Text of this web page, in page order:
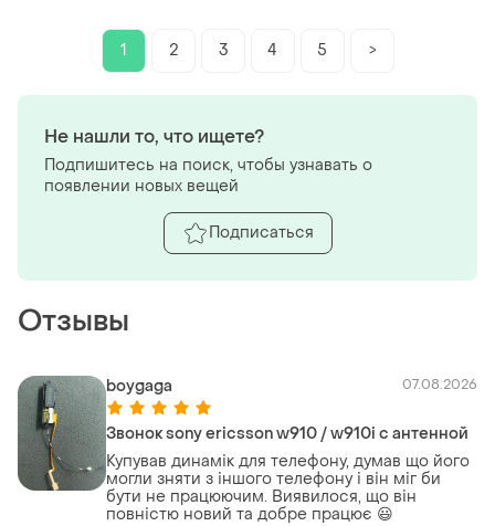
с 2 ручками pa026
1 2 3 4 5 >
Отзывы
boygaga 07.08.2026
Звонок sony ericsson w910 / w910i с антенной
Купував динамік для телефону, думав що його
могли зняти з іншого телефону і він міг би
бути не працюючим. Виявилося, що він
повністю новий та добре працює 😃
Не нашли то, что ищете?
Подпишитесь на поиск, чтобы узнавать о
появлении новых вещей
Подписаться